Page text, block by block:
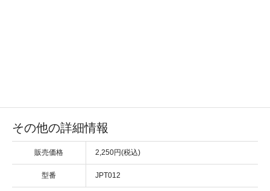
その他の詳細情報
販売価格 2,250円(税込)
型番 JPT012